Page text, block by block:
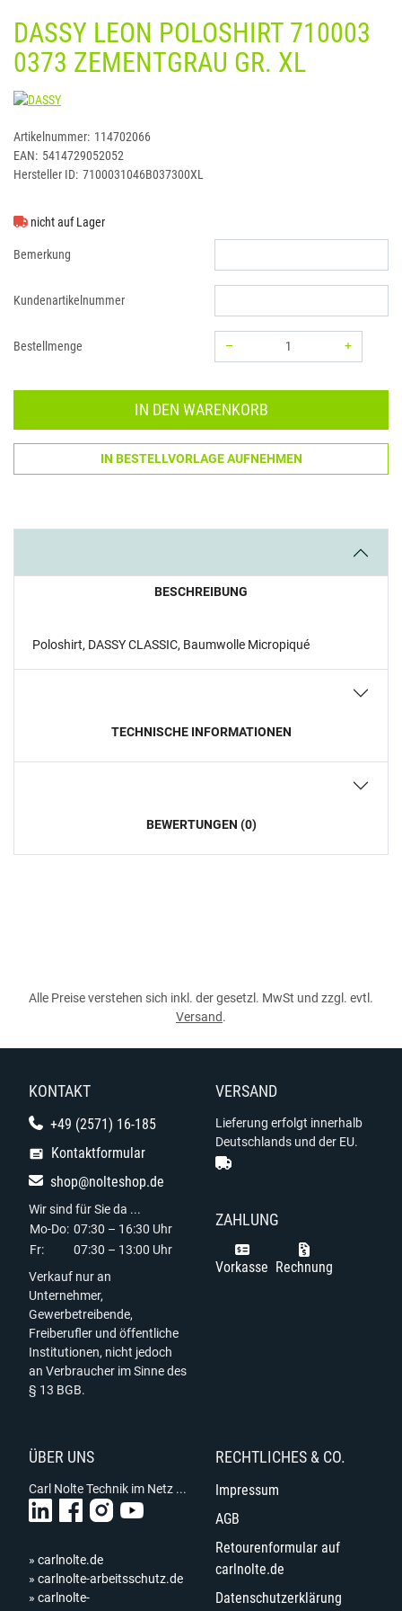
DASSY LEON POLOSHIRT 710003
0373 ZEMENTGRAU GR. XL
DASSY
Artikelnummer: 114702066
EAN: 5414729052052
Hersteller ID: 7100031046B037300XL
nicht auf Lager
Bemerkung
Kundenartikelnummer
Bestellmenge –
+
IN DEN WARENKORB
IN BESTELLVORLAGE AUFNEHMEN
BESCHREIBUNG
Poloshirt, DASSY CLASSIC, Baumwolle Micropiqué
TECHNISCHE INFORMATIONEN
BEWERTUNGEN (0)
Alle Preise verstehen sich inkl. der gesetzl. MwSt und zzgl. evtl.
Versand.
KONTAKT
+49 (2571) 16-185
Kontaktformular
shop@nolteshop.de
Wir sind für Sie da ...
Mo-Do: 07:30 – 16:30 Uhr
Fr:
07:30 – 13:00 Uhr
Verkauf nur an
Unternehmer,
Gewerbetreibende,
Freiberufler und öffentliche
Institutionen, nicht jedoch
an Verbraucher im Sinne des
§ 13 BGB.
VERSAND
Lieferung erfolgt innerhalb
Deutschlands und der EU.
ZAHLUNG
Vorkasse Rechnung
ÜBER UNS
Carl Nolte Technik im Netz ...
» carlnolte.de
» carlnolte-arbeitsschutz.de
» carlnolte-
RECHTLICHES & CO.
Impressum
AGB
Retourenformular auf
carlnolte.de
Datenschutzerklärung